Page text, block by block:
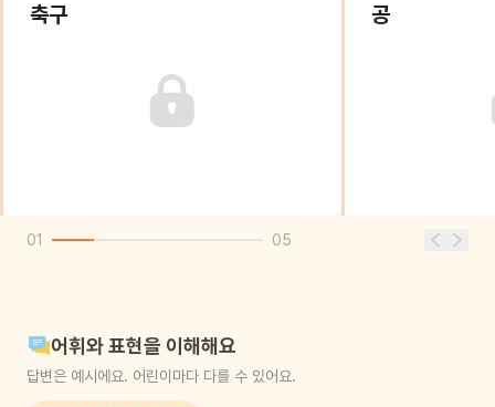
축구 공
01 05
어휘와 표현을 이해해요
답변은 예시에요. 어린이마다 다를 수 있어요.